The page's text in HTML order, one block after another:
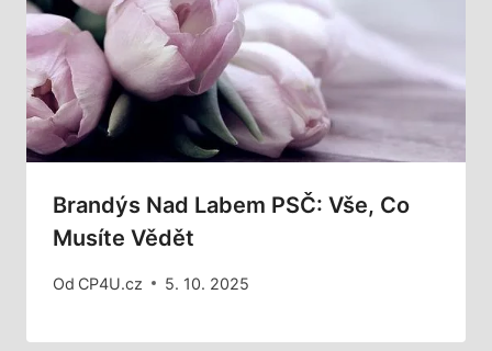
Brandýs Nad Labem PSČ: Vše, Co
Musíte Vědět
Od CP4U.cz 5. 10. 2025